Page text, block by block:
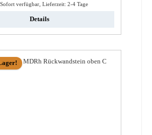
Sofort verfügbar, Lieferzeit: 2-4 Tage
Details